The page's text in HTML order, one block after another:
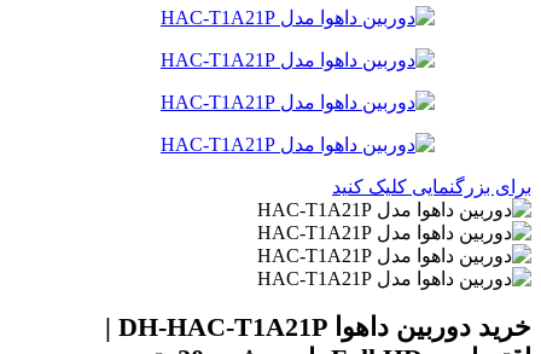
برای بزرگنمایی کلیک کنید
خرید دوربین داهوا DH-HAC-T1A21P |